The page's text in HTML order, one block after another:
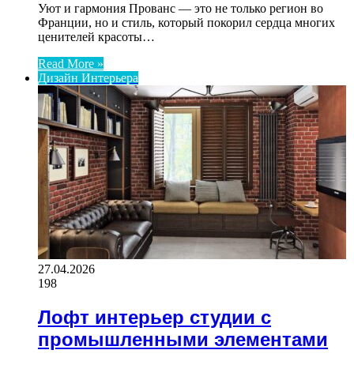
Уют и гармония Прованс — это не только регион во
Франции, но и стиль, который покорил сердца многих
ценителей красоты…
Read More »
Дизайн Интерьера
27.04.2026
198
Лофт интерьер студии с
промышленными элементами